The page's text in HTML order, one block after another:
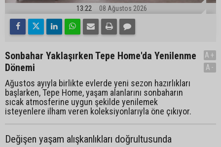
13:22 08 Ağustos 2026
Sonbahar Yaklaşırken Tepe Home'da Yenilenme
Dönemi
Ağustos ayıyla birlikte evlerde yeni sezon hazırlıkları
başlarken, Tepe Home, yaşam alanlarını sonbaharın
sıcak atmosferine uygun şekilde yenilemek
isteyenlere ilham veren koleksiyonlarıyla öne çıkıyor.
A+
A-
Değişen yaşam alışkanlıkları doğrultusunda